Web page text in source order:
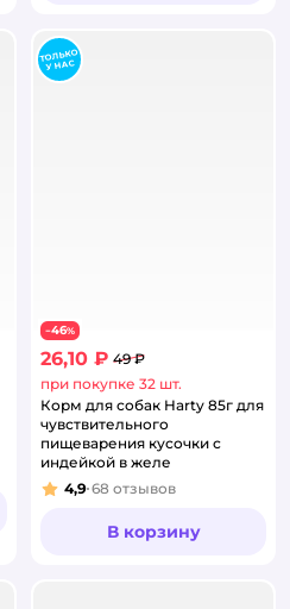
−46%
26,10 ₽ 49 ₽
при покупке 32 шт.
Корм для собак Harty 85г для
чувствительного
пищеварения кусочки с
индейкой в желе
Рейтинг:
4,9 68 отзывов
В корзину